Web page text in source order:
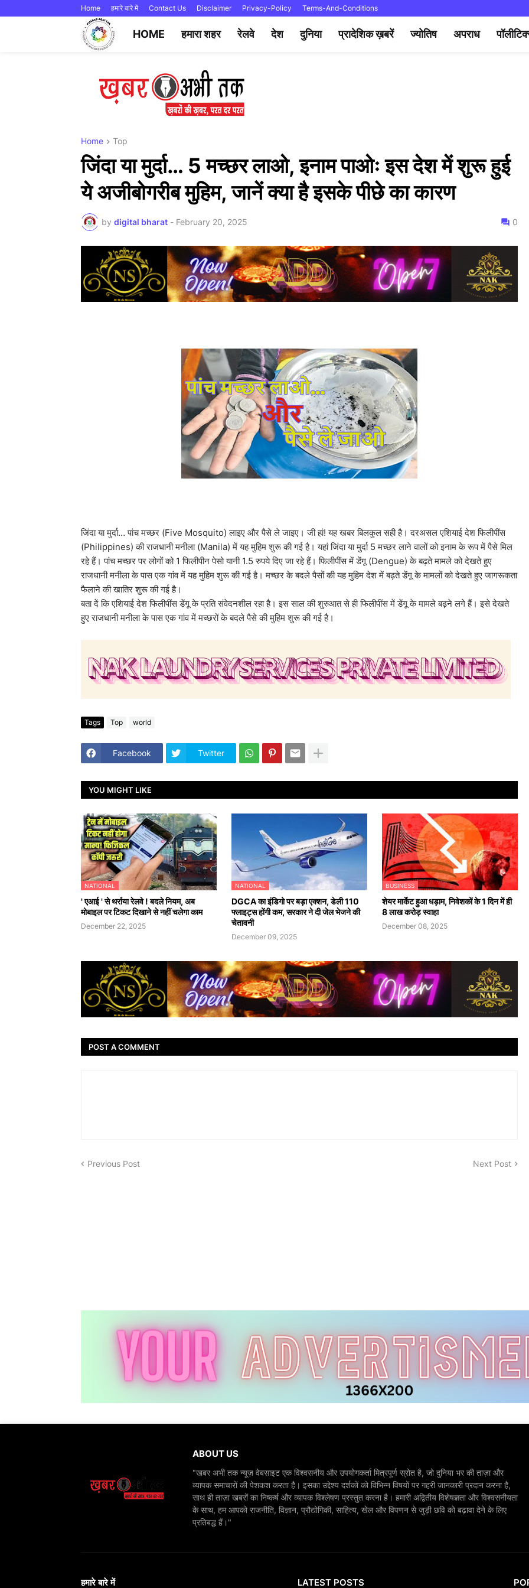
Home हमारे बारे में Contact Us Disclaimer Privacy-Policy Terms-And-Conditions
HOME हमारा शहर रेलवे देश दुनिया प्रादेशिक ख़बरें ज्योतिष अपराध
Home Top
जिंदा या मुर्दा… 5 मच्छर लाओ, इनाम पाओः इस देश में शुरू हुई
ये अजीबोगरीब मुहिम, जानें क्या है इसके पीछे का कारण
by digital bharat - February 20, 2025 0
जिंदा या मुर्दा… पांच मच्छर (Five Mosquito) लाइए और पैसे ले जाइए। जी हां! यह खबर बिलकुल सही है। दरअसल एशियाई देश फिलीपींस
(Philippines) की राजधानी मनीला (Manila) में यह मुहिम शुरू की गई है। यहां जिंदा या मुर्दा 5 मच्छर लाने वालों को इनाम के रूप में पैसे मिल
रहे हैं। पांच मच्छर पर लोगों को 1 फिलीपीन पेसो यानी 1.5 रुपये दिए जा रहे हैं। फिलीपींस में डेंगू (Dengue) के बढ़ते मामले को देखते हुए
राजधानी मनीला के पास एक गांव में यह मुहिम शुरू की गई है। मच्छर के बदले पैसों की यह मुहिम देश में बढ़ते डेंगू के मामलों को देखते हुए जागरूकता
फैलाने की खातिर शुरू की गई है।
बता दें कि एशियाई देश फिलीपींस डेंगू के प्रति संवेदनशील रहा है। इस साल की शुरुआत से ही फिलीपींस में डेंगू के मामले बढ़ने लगे हैं। इसे देखते
हुए राजधानी मनीला के पास एक गांव में मच्छरों के बदले पैसे की मुहिम शुरू की गई है।
Tags Top world
Facebook Twitter
YOU MIGHT LIKE
NATIONAL
' एआई ' से थर्राया रेलवे ! बदले नियम, अब
मोबाइल पर टिकट दिखाने से नहीं चलेगा काम
December 22, 2025
NATIONAL
DGCA का इंडिगो पर बड़ा एक्शन, डेली 110
फ्लाइट्स होंगी कम, सरकार ने दी जेल भेजने की
चेतावनी
December 09, 2025
BUSINESS
शेयर मार्केट हुआ धड़ाम, निवेशकों के 1 दिन में ही
8 लाख करोड़ स्वाहा
December 08, 2025
POST A COMMENT
Previous Post Next Post
ABOUT US
"खबर अभी तक न्यूज़ वेबसाइट एक विश्वसनीय और उपयोगकर्ता मित्रपूर्ण स्रोत है, जो दुनिया भर की ताज़ा और
व्यापक समाचारों की पेशकश करता है। इसका उद्देश्य दर्शकों को विभिन्न विषयों पर गहरी जानकारी प्रदान करना है,
साथ ही ताज़ा खबरों का निष्कर्ष और व्यापक विश्लेषण प्रस्तुत करना है। हमारी अद्वितीय विशेषज्ञता और विश्वसनीयता
के साथ, हम आपको राजनीति, विज्ञान, प्रौद्योगिकी, साहित्य, खेल और विपणन से जुड़ी छवि को बढ़ावा देने के लिए
प्रतिबद्ध हैं।"
हमारे बारे में LATEST POSTS